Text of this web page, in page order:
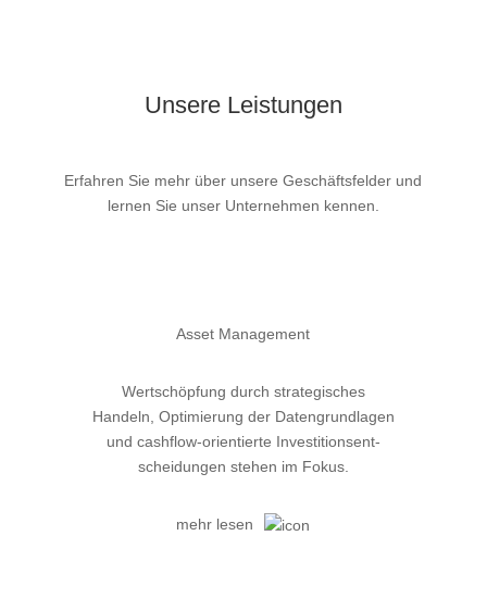
Unsere Leistungen
Erfahren Sie mehr über unsere Geschäftsfelder und
lernen Sie unser Unternehmen kennen.
Asset Management
Wertschöpfung durch strategisches
Handeln, Optimierung der Datengrundlagen
und cashflow-orientierte Investitionsent-
scheidungen stehen im Fokus.
mehr lesen